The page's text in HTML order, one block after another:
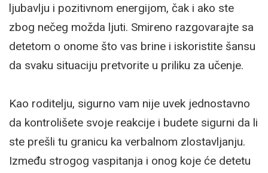
ljubavlju i pozitivnom energijom, čak i ako ste
zbog nečeg možda ljuti. Smireno razgovarajte sa
detetom o onome što vas brine i iskoristite šansu
da svaku situaciju pretvorite u priliku za učenje.
Kao roditelju, sigurno vam nije uvek jednostavno
da kontrolišete svoje reakcije i budete sigurni da li
ste prešli tu granicu ka verbalnom zlostavljanju.
Između strogog vaspitanja i onog koje će detetu